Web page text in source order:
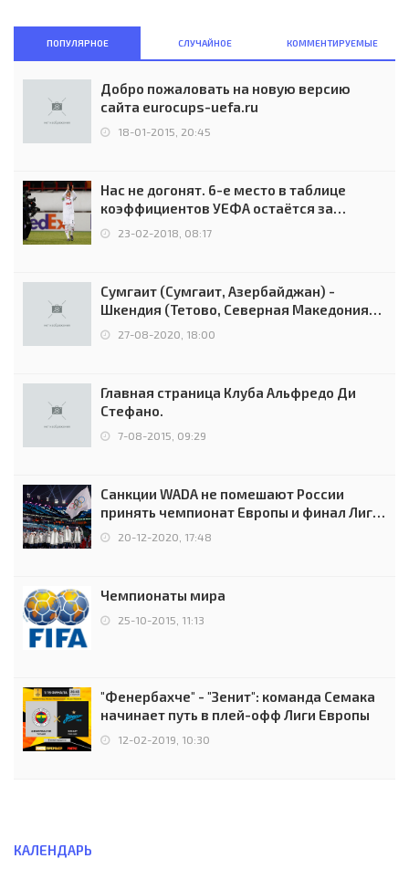
ПОПУЛЯРНОЕ СЛУЧАЙНОЕ КОММЕНТИРУЕМЫЕ
Добро пожаловать на новую версию
сайта eurocups-uefa.ru
18-01-2015, 20:45
Нас не догонят. 6-е место в таблице
коэффициентов УЕФА остаётся за
Россией
23-02-2018, 08:17
Сумгаит (Сумгаит, Азербайджан) -
Шкендия (Тетово, Северная Македония) -
0:2 (0:0)
27-08-2020, 18:00
Главная страница Клуба Альфредо Ди
Стефано.
7-08-2015, 09:29
Санкции WADA не помешают России
принять чемпионат Европы и финал Лиги
чемпионов.
20-12-2020, 17:48
Чемпионаты мира
25-10-2015, 11:13
"Фенербахче" - "Зенит": команда Семака
начинает путь в плей-офф Лиги Европы
12-02-2019, 10:30
КАЛЕНДАРЬ